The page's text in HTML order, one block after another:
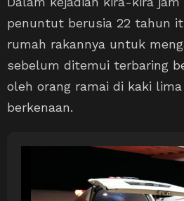
penuntut berusia 22 tahun
rumah rakannya untuk
sebelum ditemui terbaring
oleh orang ramai di kaki
berkenaan.